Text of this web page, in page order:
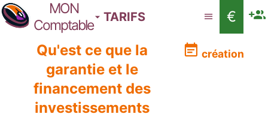
MON
Comptable
TARIFS
€
Qu'est ce que la
garantie et le
financement des
investissements
création